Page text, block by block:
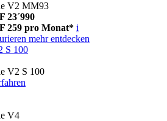
V2 MM93
23´990
259 pro Monat* i
mehr entdecken
S 100
V2 S 100
V4